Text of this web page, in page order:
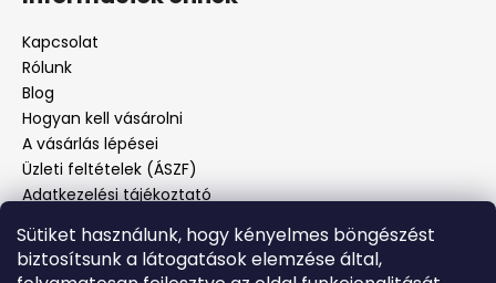
Sütiket használunk, hogy kényelmes böngészést
biztosítsunk a látogatások elemzése által,
Kapcsolat
Rólunk
Blog
Hogyan kell vásárolni
A vásárlás lépései
Üzleti feltételek (ÁSZF)
Adatkezelési tájékoztató
Panaszjelenté